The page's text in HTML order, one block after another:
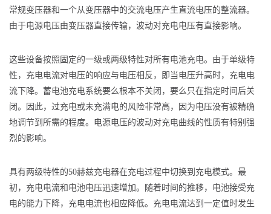
常规变压器和一个从变压器中的交流电压产生直流电压的整流器。
由于电源电压由变压器直接传输，波动对充电电压有直接影响。
这些设备按照固定的一级或两级特性对所有电池充电。由于单级特
性，充电电流对电压的响应与电压相反，即当电压升高时，充电电
流下降。蓄电池充电系统要么根本不关闭，要么只在指定时间后关
闭。因此，过充电或未充满电的风险非常高，因为电压没有被精确
地调节到所需的程度。电源电压的波动对充电曲线的性质有特别强
烈的影响。
具有两级特性的50赫兹充电器在充电过程中切换到充电模式。最
初，充电电流和电池电压迅速增加。随着时间的推移，电池接受充
电的能力下降，充电电流也相应降低。充电电流达到一定值时发生